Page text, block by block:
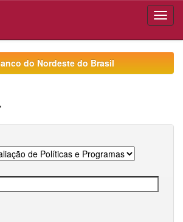
do Nordeste do Brasil